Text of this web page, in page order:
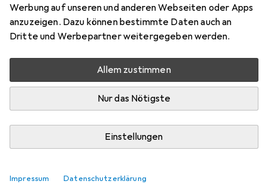
Werbung auf unseren und anderen Webseiten oder Apps
anzuzeigen. Dazu können bestimmte Daten auch an
Dritte und Werbepartner weitergegeben werden.
Allem zustimmen
Nur das Nötigste
Einstellungen
Impressum Datenschutzerklärung